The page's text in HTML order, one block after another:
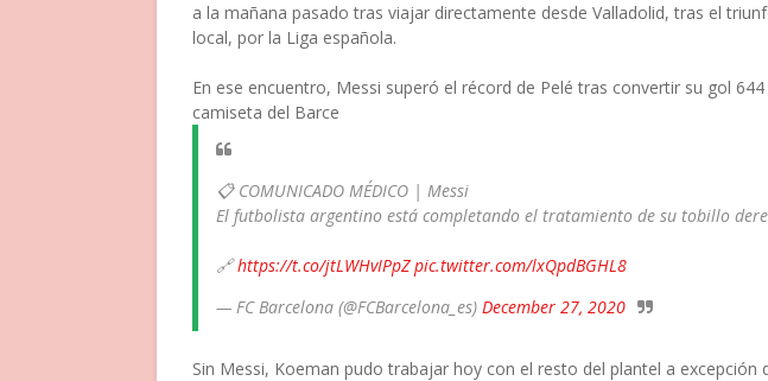
a la mañana pasado tras viajar directamente desde Valladolid, tras el
local, por la Liga española.
En ese encuentro, Messi superó el récord de Pelé tras convertir su gol
camiseta del Barce
📋 COMUNICADO MÉDICO | Messi
El futbolista argentino está completando el tratamiento de su tobillo
🔗https://t.co/jtLWHvIPpZ pic.twitter.com/lxQpdBGHL8
— FC Barcelona (@FCBarcelona_es) December 27, 2020
Sin Messi, Koeman pudo trabajar hoy con el resto del plantel a excepción